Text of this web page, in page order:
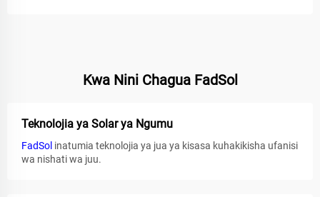
Kwa Nini Chagua FadSol
Teknolojia ya Solar ya Ngumu
FadSol inatumia teknolojia ya jua ya kisasa kuhakikisha ufanisi
wa nishati wa juu.